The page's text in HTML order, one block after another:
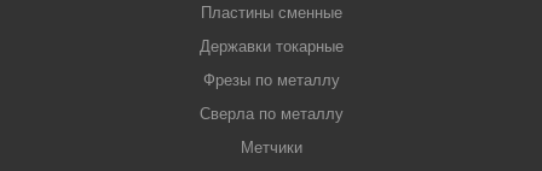
Пластины сменные
Державки токарные
Фрезы по металлу
Сверла по металлу
Метчики